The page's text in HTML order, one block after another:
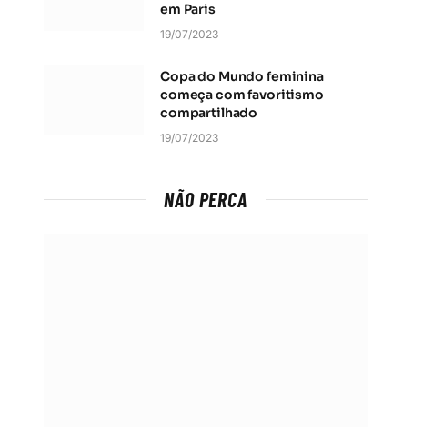
em Paris
19/07/2023
Copa do Mundo feminina
começa com favoritismo
compartilhado
19/07/2023
NÃO PERCA